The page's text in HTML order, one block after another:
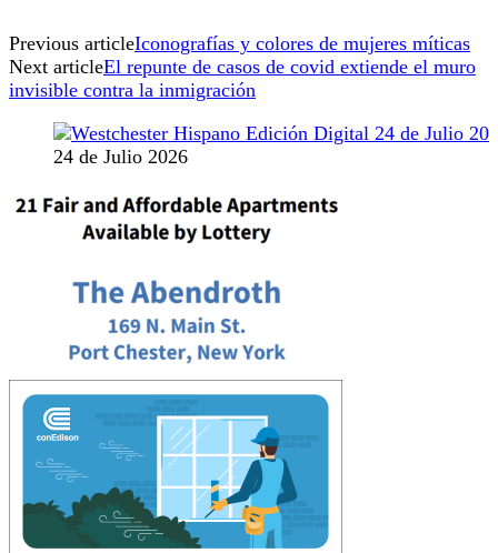
Previous articleIconografías y colores de mujeres míticas
Next articleEl repunte de casos de covid extiende el muro
invisible contra la inmigración
24 de Julio 2026